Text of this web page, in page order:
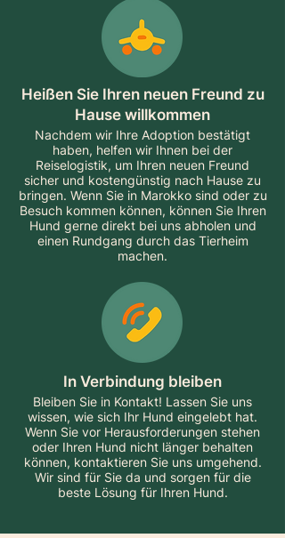
Heißen Sie Ihren neuen Freund zu
Hause willkommen
Nachdem wir Ihre Adoption bestätigt
haben, helfen wir Ihnen bei der
Reiselogistik, um Ihren neuen Freund
sicher und kostengünstig nach Hause zu
bringen. Wenn Sie in Marokko sind oder zu
Besuch kommen können, können Sie Ihren
Hund gerne direkt bei uns abholen und
einen Rundgang durch das Tierheim
machen.
In Verbindung bleiben
Bleiben Sie in Kontakt! Lassen Sie uns
wissen, wie sich Ihr Hund eingelebt hat.
Wenn Sie vor Herausforderungen stehen
oder Ihren Hund nicht länger behalten
können, kontaktieren Sie uns umgehend.
Wir sind für Sie da und sorgen für die
beste Lösung für Ihren Hund.